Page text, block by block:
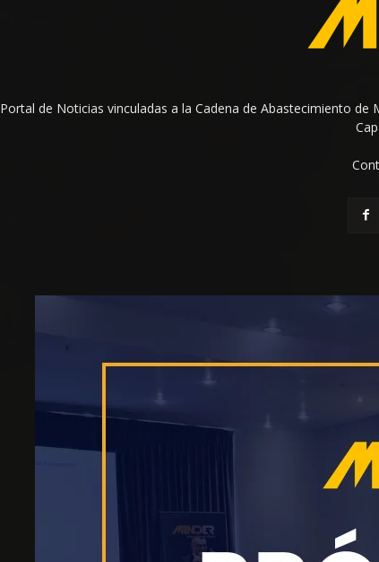
Portal de Noticias vinculadas a la Cadena de Abastecimiento